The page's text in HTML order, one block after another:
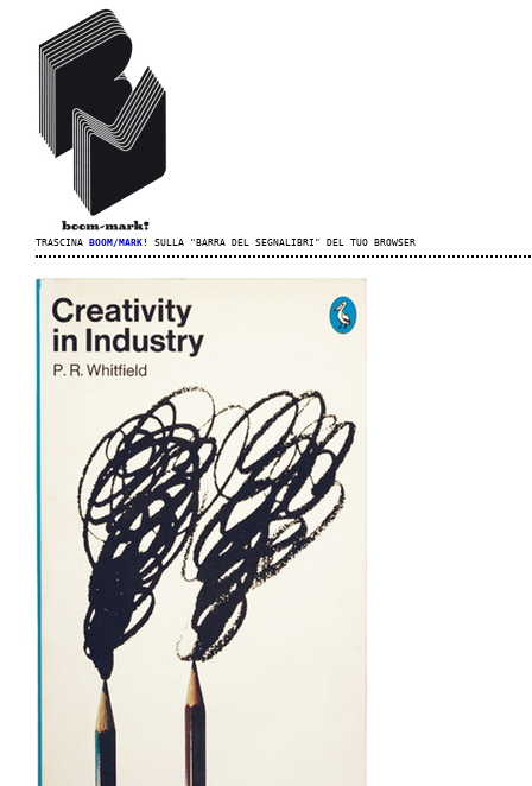
TRASCINA BOOM/MARK! SULLA "BARRA DEL SEGNALIBRI" DEL TUO BROWSER